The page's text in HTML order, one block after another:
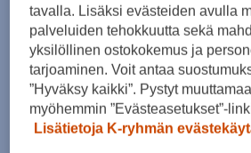
August 2024 (6)
July 2024(5)
June 2024(5)
May 2024(7)
April 2024
March 2024(5)
February 2024(4)
January 2024(7)
tavalla. Lisäksi evästeiden avulla
palveluiden tehokkuutta sekä
yksilöllinen ostokokemus ja
tarjoaminen. Voit antaa
”Hyväksy kaikki”. Pystyt
myöhemmin ”Evästeasetukset”-
Lisätietoja K-ryhmän